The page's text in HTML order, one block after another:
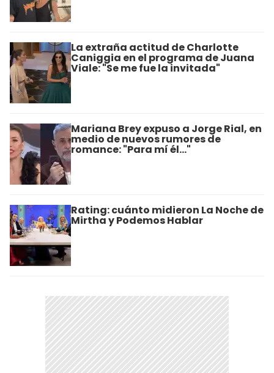
La extraña actitud de Charlotte
Caniggia en el programa de Juana
Viale: "Se me fue la invitada"
Mariana Brey expuso a Jorge Rial, en
medio de nuevos rumores de
romance: "Para mí él..."
Rating: cuánto midieron La Noche de
Mirtha y Podemos Hablar